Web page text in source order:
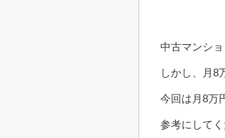
中古マンシ
しかし、月8
今回は月8万
参考にしてく